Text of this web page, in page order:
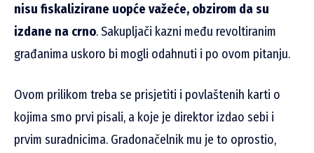
nisu fiskalizirane uopće važeće, obzirom da su
izdane na crno. Sakupljači kazni među revoltiranim
građanima uskoro bi mogli odahnuti i po ovom pitanju.
Ovom prilikom treba se prisjetiti i povlaštenih karti o
kojima smo prvi pisali, a koje je direktor izdao sebi i
prvim suradnicima. Gradonačelnik mu je to oprostio,